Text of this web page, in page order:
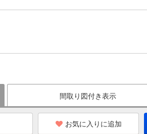
間取り図付き表示
お気に入りに追加